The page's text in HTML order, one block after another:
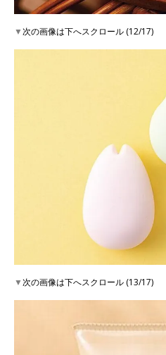
▼次の画像は下へスクロール (12/17)
▼次の画像は下へスクロール (13/17)